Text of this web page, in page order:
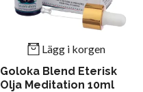
Lägg i korgen
Goloka Blend Eterisk
Olja Meditation 10ml